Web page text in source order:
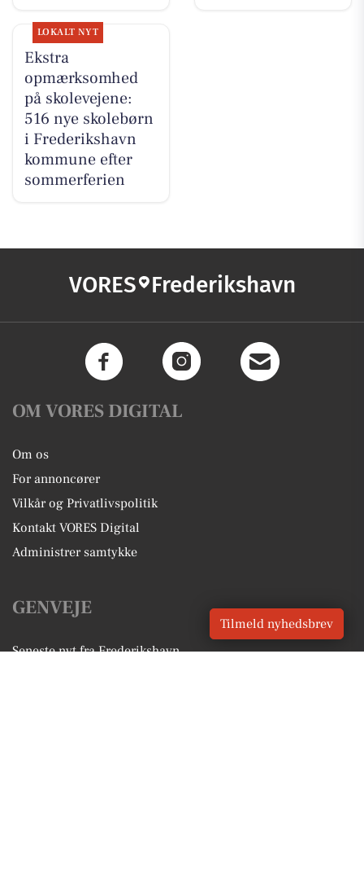
LOKALT NYT
Ekstra
opmærksomhed
på skolevejene:
516 nye skolebørn
i Frederikshavn
kommune efter
sommerferien
VORES Frederikshavn
OM VORES DIGITAL
Om os
For annoncører
Vilkår og Privatlivspolitik
Kontakt VORES Digital
Administrer samtykke
GENVEJE
Seneste nyt fra Frederikshavn
Tilmeld nyhedsbrev